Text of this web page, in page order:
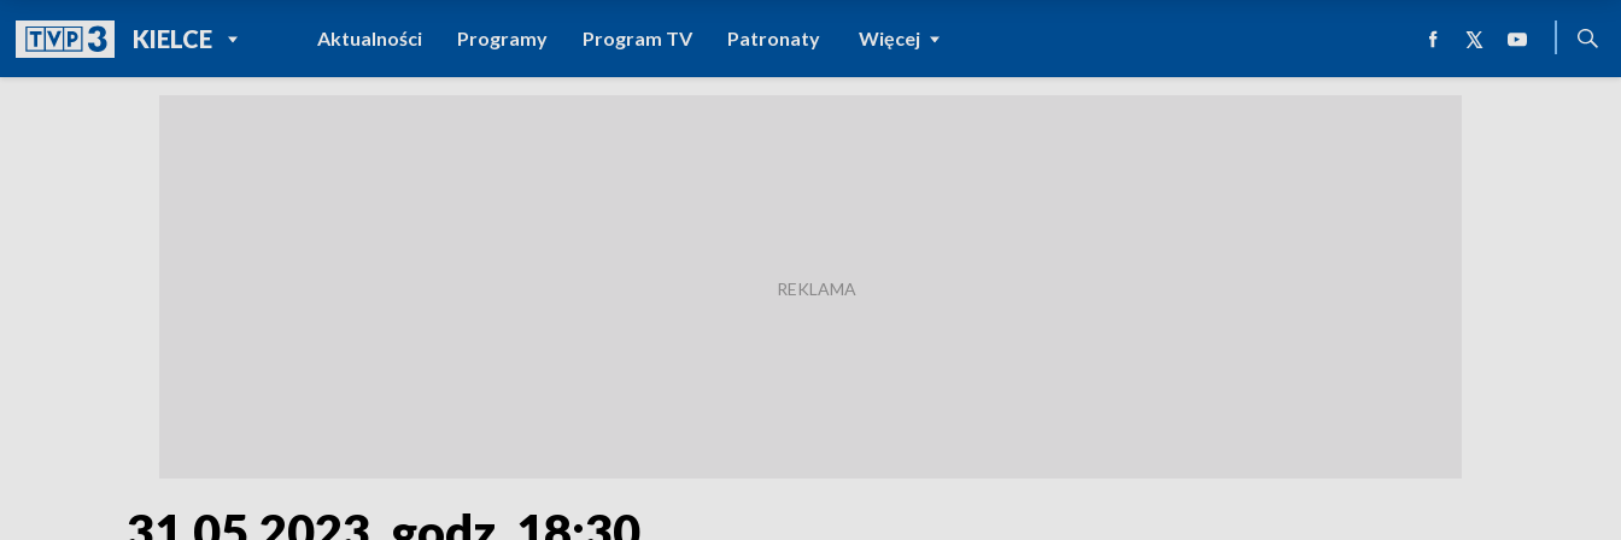
KIELCEPOWRÓT DO
TVP REGIONY
Aktualności Programy Program TV Patronaty Więcej